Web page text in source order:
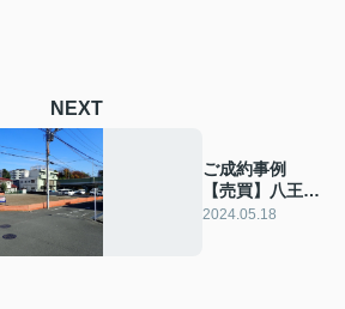
NEXT
ご成約事例
【売買】八王子
市大和田町5丁
2024.05.18